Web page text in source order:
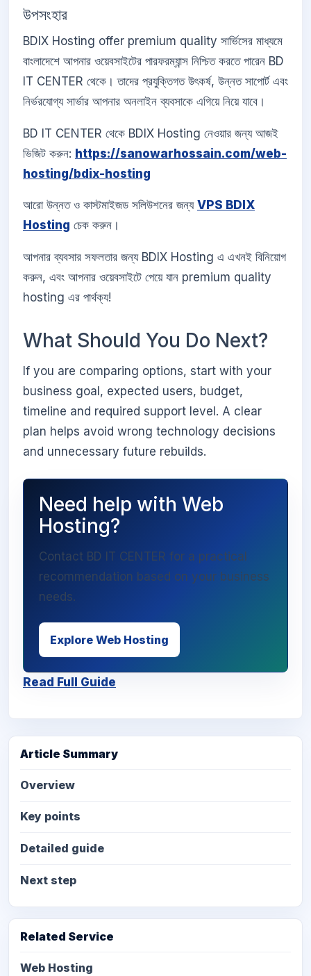
উপসংহার
BDIX Hosting offer premium quality সার্ভিসের মাধ্যমে
বাংলাদেশে আপনার ওয়েবসাইটের পারফরম্যান্স নিশ্চিত করতে পারেন BD
IT CENTER থেকে। তাদের প্রযুক্তিগত উৎকর্ষ, উন্নত সাপোর্ট এবং
নির্ভরযোগ্য সার্ভার আপনার অনলাইন ব্যবসাকে এগিয়ে নিয়ে যাবে।
BD IT CENTER থেকে BDIX Hosting নেওয়ার জন্য আজই
ভিজিট করুন: https://sanowarhossain.com/web-
hosting/bdix-hosting
আরো উন্নত ও কাস্টমাইজড সলিউশনের জন্য VPS BDIX
Hosting চেক করুন।
আপনার ব্যবসার সফলতার জন্য BDIX Hosting এ এখনই বিনিয়োগ
করুন, এবং আপনার ওয়েবসাইটে পেয়ে যান premium quality
hosting এর পার্থক্য!
What Should You Do Next?
If you are comparing options, start with your
business goal, expected users, budget,
timeline and required support level. A clear
plan helps avoid wrong technology decisions
and unnecessary future rebuilds.
Need help with Web
Hosting?
Contact BD IT CENTER for a practical
recommendation based on your business
needs.
Explore Web Hosting
Read Full Guide
Article Summary
Overview
Key points
Detailed guide
Next step
Related Service
Web Hosting